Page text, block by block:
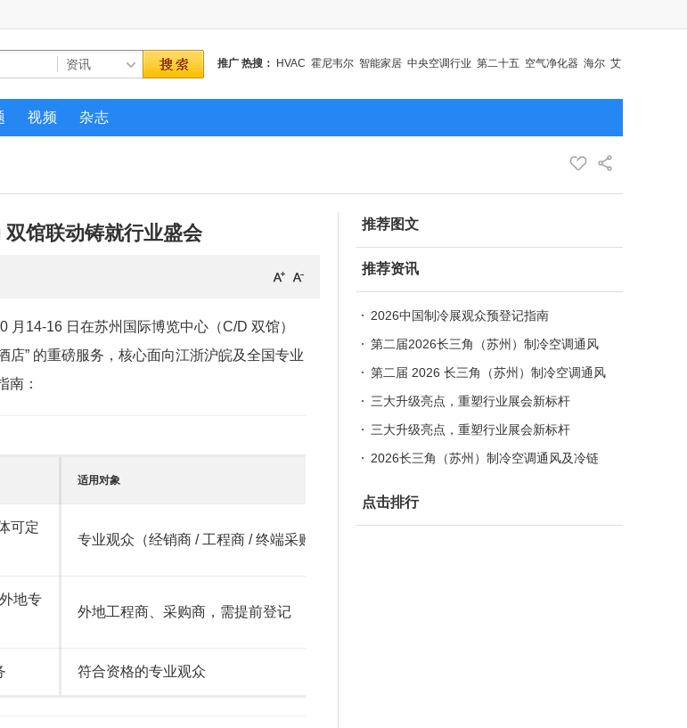
推广 热搜： HVAC 霍尼韦尔 智能家居 中央空调行业 第二十五 空气净化器 海尔 艾
视频 杂志
馆联动铸就行业盛会
14-16 日在苏州国际博览中心（C/D 双馆）
店” 的重磅服务，核心面向江浙沪皖及全国专业
南：
适用对象
可定
专业观众（经销商 / 工程商 / 终端采购）
地专
外地工程商、采购商，需提前登记
符合资格的专业观众
推荐图文
推荐资讯
2026中国制冷展观众预登记指南
第二届2026长三角（苏州）制冷空调通风
及冷链装备博览会
第二届 2026 长三角（苏州）制冷空调通风
及冷链装备博览会（简称：苏州制冷展）
三大升级亮点，重塑行业展会新标杆
三大升级亮点，重塑行业展会新标杆
2026长三角（苏州）制冷空调通风及冷链
点击排行